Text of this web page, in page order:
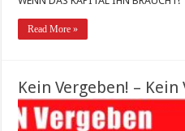
Read More »
Kein Vergeben! – Kein